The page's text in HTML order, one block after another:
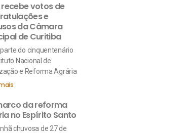
votos de
e
da Câmara
de Curitiba
do cinquentenário
Nacional de
e Reforma Agrária
da reforma
no Espírito Santo
chuvosa de 27 de